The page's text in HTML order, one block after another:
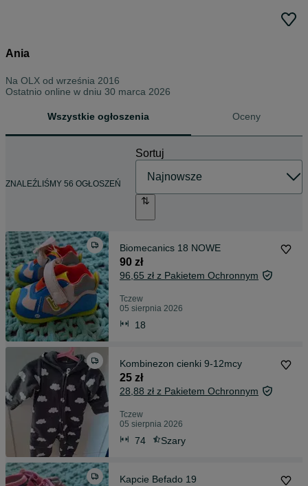
Ania
Na OLX od września 2016
Ostatnio online w dniu 30 marca 2026
Wszystkie ogłoszenia Oceny
ZNALEŹLIŚMY 56 OGŁOSZEŃ
Sortuj
Biomecanics 18 NOWE
90 zł
96,65 zł z Pakietem Ochronnym
Tczew
05 sierpnia 2026
18
Kombinezon cienki 9-12mcy
25 zł
28,88 zł z Pakietem Ochronnym
Tczew
05 sierpnia 2026
74 Szary
Kapcie Befado 19